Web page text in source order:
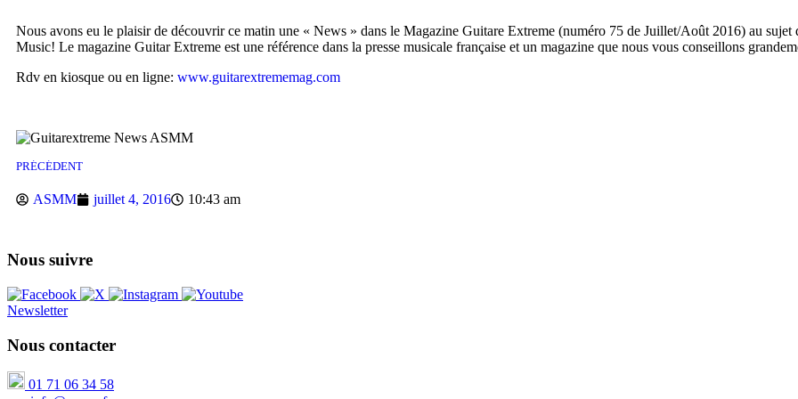
Nous avons eu le plaisir de découvrir ce matin une « News » dans le Magazine Guitare Extreme (numéro 75 de Juillet/Août 2016) au
Music! Le magazine Guitar Extreme est une référence dans la presse musicale française et un magazine que nous vous conseillons
Rdv en kiosque ou en ligne: www.guitarextrememag.com
PRÉCÉDENT
ASMM juillet 4, 2016 10:43 am
Nous suivre
Newsletter
Nous contacter
01 71 06 34 58